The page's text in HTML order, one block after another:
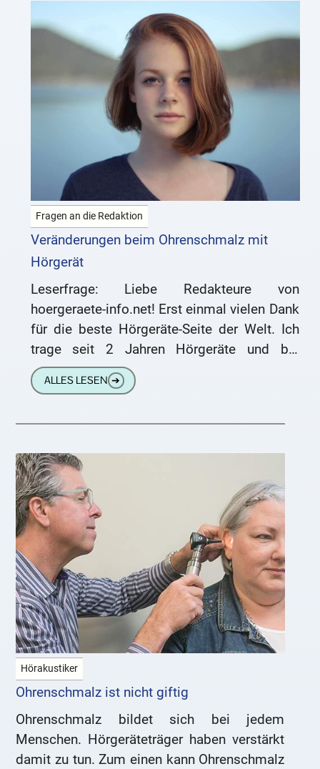
Fragen an die Redaktion
Veränderungen beim Ohrenschmalz mit
Hörgerät
Leserfrage: Liebe Redakteure von
hoergeraete-info.net! Erst einmal vielen Dank
für die beste Hörgeräte-Seite der Welt. Ich
trage seit 2 Jahren Hörgeräte und bin
rundrum zufrieden. Funktioniert alles wie es
soll.
ALLES LESEN ➔
Hörakustiker
Ohrenschmalz ist nicht giftig
Ohrenschmalz bildet sich bei jedem
Menschen. Hörgeräteträger haben verstärkt
damit zu tun. Zum einen kann Ohrenschmalz